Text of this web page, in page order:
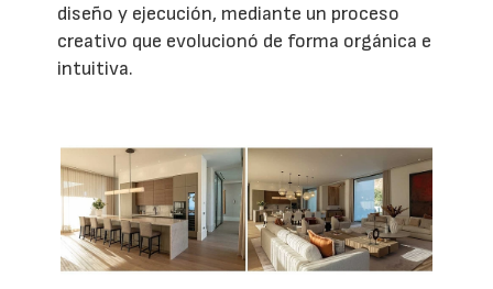
diseño y ejecución, mediante un proceso
creativo que evolucionó de forma orgánica e
intuitiva.